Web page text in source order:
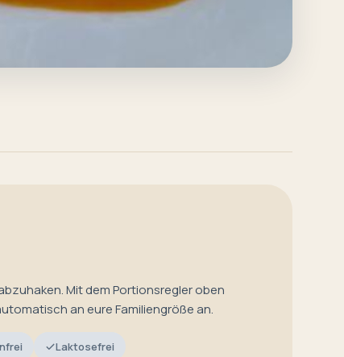
Mit dem Portionsregler oben
an eure Familiengröße an.
Laktosefrei